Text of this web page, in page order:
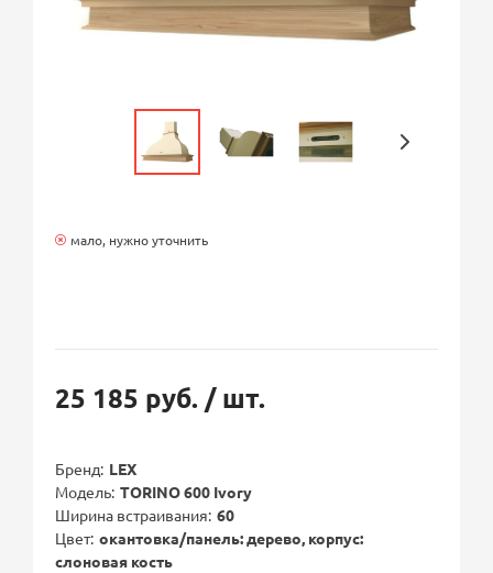
мало, нужно уточнить
25 185 руб. / шт.
Бренд LEX
Модель TORINO 600 Ivory
Ширина встраивания 60
Цвет окантовка/панель: дерево, корпус:
слоновая кость